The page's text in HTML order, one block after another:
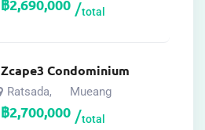
฿2,690,000 total
Zcape3 Condominium
Ratsada, Mueang
฿2,700,000 total